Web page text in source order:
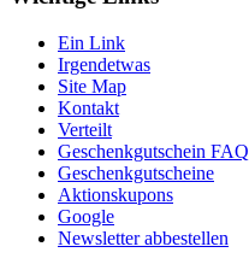
Ein Link
Irgendetwas
Site Map
Kontakt
Verteilt
Geschenkgutschein FAQ
Geschenkgutscheine
Aktionskupons
Google
Newsletter abbestellen